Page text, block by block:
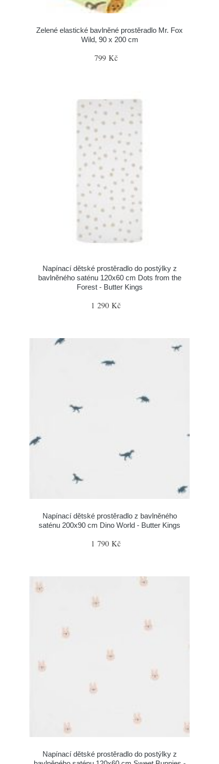
Zelené elastické bavlněné prostěradlo Mr. Fox
Wild, 90 x 200 cm
799 Kč
Napínací dětské prostěradlo do postýlky z
bavlněného saténu 120x60 cm Dots from the
Forest - Butter Kings
1 290 Kč
Napínací dětské prostěradlo z bavlněného
saténu 200x90 cm Dino World - Butter Kings
1 790 Kč
Napínací dětské prostěradlo do postýlky z